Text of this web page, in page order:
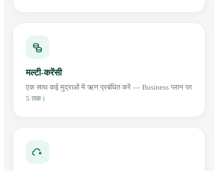
मल्टी-करेंसी
एक साथ कई मुद्राओं में ऋण प्रबंधित करें — Business प्लान पर
5 तक।